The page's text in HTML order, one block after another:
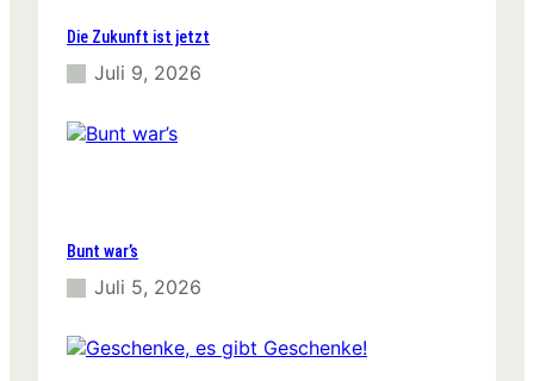
Die Zukunft ist jetzt
Juli 9, 2026
Bunt war’s
Juli 5, 2026